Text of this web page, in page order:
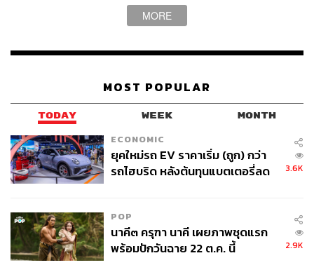
สำหรับความเสี่ยงที่สำคัญ 3 ด้านที่ต้องติดตาม ประกอบด้วย
การระบาดและการกลายพันธุ์ของเชื้อไวรัส อาจจะ
ตัวของเศรษฐกิจและการท่องเที่ยว
การชะลอตัวของเศรษฐกิจจีน จากปัญหาภาค
อสังหาริมทรัพย์และการควบคุมวิกฤตโควิด อาจ
กระทบต่อการฟื้นตัวของเศรษฐกิจโลกและเศรษฐกิจ
ไทย โดยเฉพาะการส่งออกที่มีโอกาสชะลอตัวลง
หากอัตราเงินเฟ้อโลกไม่ปรับตัวลดลงตามคาด อาจ
ทำให้ธนาคารกลางทั่วโลกต้องเร่งขึ้นดอกเบี้ยและถอน
การกระตุ้นมากกว่าที่ตลาดคาดการณ์ไว้ ซึ่งจะส่ง
MORE
MOST POPULAR
TODAY WEEK MONTH
ECONOMIC
ยุคใหม่รถ EV ราคาเริ่ม (ถูก) กว่า
รถไฮบริด หลังต้นทุนแบตเตอรี่ลด
3.6K
POP
นาคี๓ ครุฑา นาคี เผยภาพชุดแรก
พร้อมปักวันฉาย 22 ต.ค. นี้
2.9K